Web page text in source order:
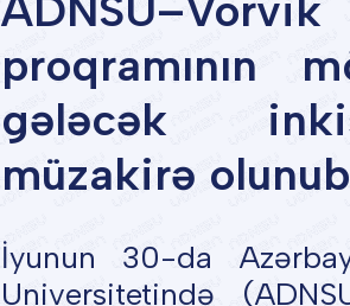
proqramının
gələcək
müzakirə olunub
İyunun 30-da
Universitetində